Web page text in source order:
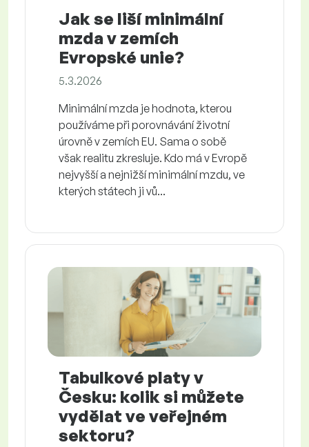
Jak se liší minimální
mzda v zemích
Evropské unie?
5.3.2026
Minimální mzda je hodnota, kterou
používáme při porovnávání životní
úrovně v zemích EU. Sama o sobě
však realitu zkresluje. Kdo má v Evropě
nejvyšší a nejnižší minimální mzdu, ve
kterých státech ji vů...
Tabulkové platy v
Česku: kolik si můžete
vydělat ve veřejném
sektoru?